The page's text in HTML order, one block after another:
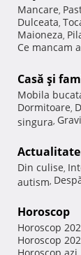
Mancare,
Dulceata,
Maioneza,
Ce mancam
Casă şi
Mobila
Dormitoare,
singura,
Actualitate
Din culise,
autism,
Horoscop
Horoscop
Horoscop